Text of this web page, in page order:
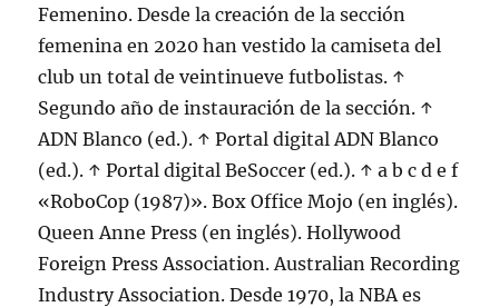
Femenino. Desde la creación de la sección
femenina en 2020 han vestido la camiseta del
club un total de veintinueve futbolistas. ↑
Segundo año de instauración de la sección. ↑
ADN Blanco (ed.). ↑ Portal digital ADN Blanco
(ed.). ↑ Portal digital BeSoccer (ed.). ↑ a b c d e f
«RoboCop (1987)». Box Office Mojo (en inglés).
Queen Anne Press (en inglés). Hollywood
Foreign Press Association. Australian Recording
Industry Association. Desde 1970, la NBA es